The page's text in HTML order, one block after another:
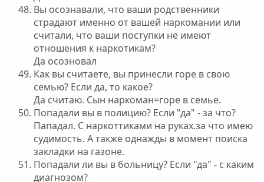
Вы осознавали, что ваши родственники
страдают именно от вашей наркомании или
считали, что ваши поступки не имеют
отношения к наркотикам?
Да осозновал
Как вы считаете, вы принесли горе в свою
семью? Если да, то какое?
Да считаю. Сын наркоман=горе в семье.
Попадали вы в полицию? Если "да" - за что?
Пападал. С наркоттиками на руках.за что имею
судимость. А также однажды в момент поиска
закладки на газоне.
Попадали ли вы в больницу? Если "да" - с каким
диагнозом?